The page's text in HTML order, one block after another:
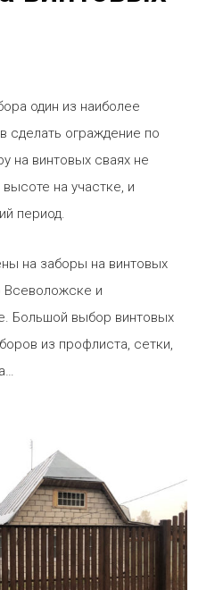
один из наиболее
сделать ограждение по
на винтовых сваях не
на участке, и
период.
на заборы на винтовых
Всеволожске и
Большой выбор винтовых
из профлиста, сетки,